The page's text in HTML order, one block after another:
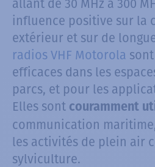
allant de 30 MHz à 300
influence positive sur la
extérieur et sur de
radios VHF Motorola
efficaces dans les
parcs, et pour les
Elles sont couramment
communication
les activités de plein air
sylviculture.